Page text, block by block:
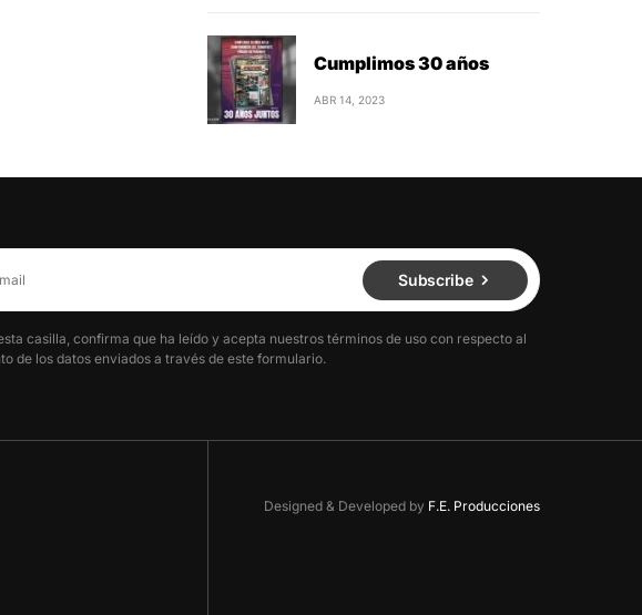
Cumplimos 30 años
ABR 14, 2023
Subscribe
casilla, confirma que ha leído y acepta nuestros términos de uso con respecto al
de los datos enviados a través de este formulario.
Designed & Developed by F.E. Producciones